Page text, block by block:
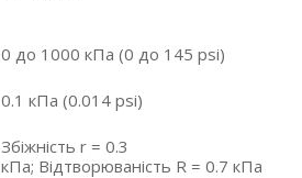
0 до 1000 кПа (0 до 145 psi)
0.1 кПа (0.014 psi)
Збіжність r = 0.3
кПа; Відтворюваність R = 0.7 кПа